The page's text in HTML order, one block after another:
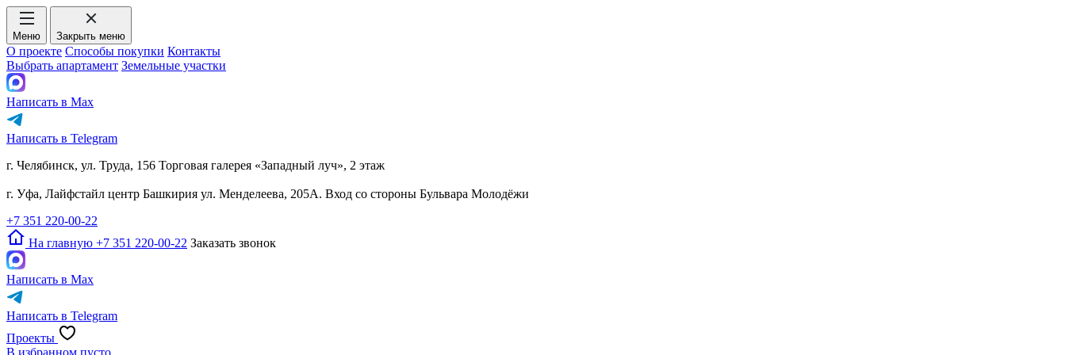
Меню Закрыть меню
О проекте Способы покупки Контакты
Выбрать апартамент Земельные участки
Написать в Max
Написать в Telegram
г. Челябинск, ул. Труда, 156 Торговая галерея «Западный луч», 2 этаж
г. Уфа, Лайфстайл центр Башкирия ул. Менделеева, 205А. Вход со стороны Бульвара Молодёжи
+7 351 220-00-22
На главную +7 351 220-00-22 Заказать звонок
Написать в Max
Написать в Telegram
Проекты
В избранном пусто